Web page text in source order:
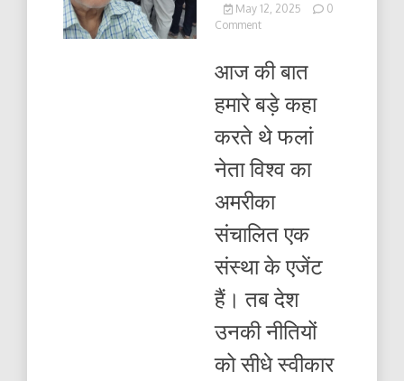
May 12, 2025
0
Commenton
नहीं
मगर
कुदा
देना
ही
है,
देव
आज की बात
हमारे बड़े कहा
करते थे फलां
नेता विश्व का
अमरीका
संचालित एक
संस्था के एजेंट
हैं। तब देश
उनकी नीतियों
को सीधे स्वीकार